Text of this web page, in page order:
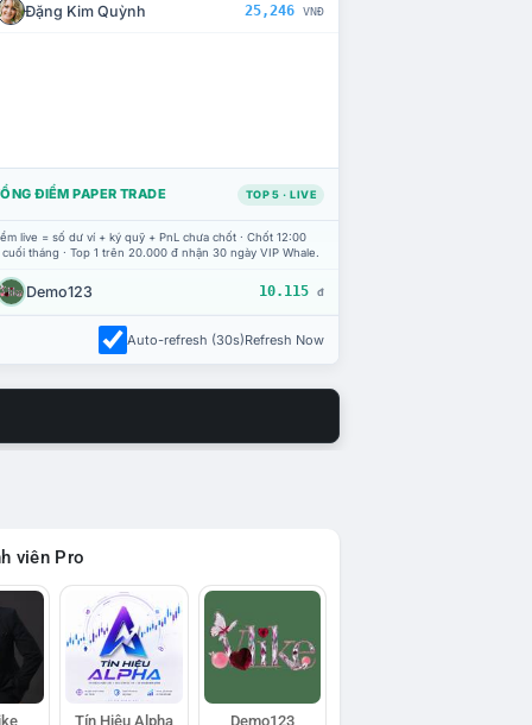
Đặng Kim Quỳnh 25,246 VNĐ
ĐIỂM PAPER TRADE TOP 5 · LIVE
live = số dư ví + ký quỹ + PnL chưa chốt · Chốt 12:00
tháng · Top 1 trên 20.000 đ nhận 30 ngày VIP Whale.
Demo123 10.115 đ
Auto-refresh (30s)Refresh Now
viên Pro
Tín Hiệu Alpha Demo123